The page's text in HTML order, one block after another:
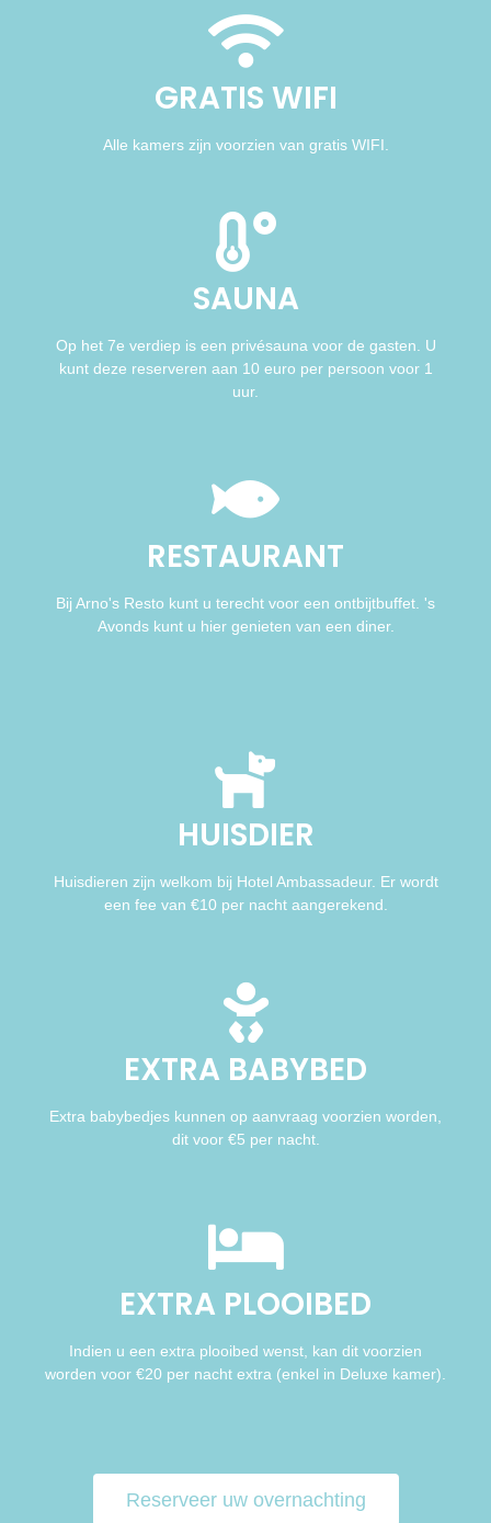
GRATIS WIFI
Alle kamers zijn voorzien van gratis WIFI.
SAUNA
Op het 7e verdiep is een privésauna voor de gasten. U
kunt deze reserveren aan 10 euro per persoon voor 1
uur.
RESTAURANT
Bij Arno's Resto kunt u terecht voor een ontbijtbuffet. 's
Avonds kunt u hier genieten van een diner.
HUISDIER
Huisdieren zijn welkom bij Hotel Ambassadeur. Er wordt
een fee van €10 per nacht aangerekend.
EXTRA BABYBED
Extra babybedjes kunnen op aanvraag voorzien worden,
dit voor €5 per nacht.
EXTRA PLOOIBED
Indien u een extra plooibed wenst, kan dit voorzien
worden voor €20 per nacht extra (enkel in Deluxe kamer).
Reserveer uw overnachting